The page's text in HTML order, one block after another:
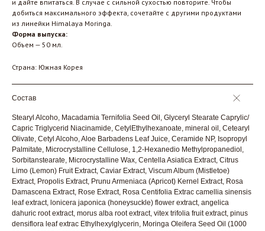
и дайте впитаться. В случае с сильной сухостью повторите. Чтобы
добиться максимального эффекта, сочетайте с другими продуктами
из линейки Himalaya Moringa.
Форма выпуска:
Объем — 50 мл.
Страна: Южная Корея
Состав
Stearyl Alcoho, Macadamia Ternifolia Seed Oil, Glyceryl Stearate Caprylic/
Capric Triglycerid Niacinamide, CetylEthylhexanoate, mineral oil, Cetearyl
Olivate, Cetyl Alcoho, Aloe Barbadens Leaf Juice, Ceramide NP, Isopropyl
Palmitate, Microcrystalline Cellulose, 1,2-Hexanedio Methylpropanediol,
Sorbitanstearate, Microcrystalline Wax, Centella Asiatica Extract, Citrus
Limo (Lemon) Fruit Extract, Caviar Extract, Viscum Album (Mistletoe)
Extract, Propolis Extract, Prunu Armeniaca (Apricot) Kernel Extract, Rosa
Damascena Extract, Rose Extract, Rosa Centifolia Extrac camellia sinensis
leaf extract, lonicera japonica (honeysuckle) flower extract, angelica
dahuric root extract, morus alba root extract, vitex trifolia fruit extract, pinus
densiflora leaf extrac Ethylhexylglycerin, Moringa Oleifera Seed Oil (1000